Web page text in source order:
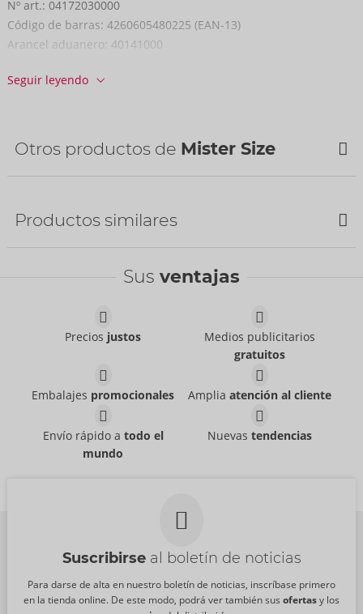
Nº art.: 04172030000
Código de barras: 4260605480225 (EAN-13)
Arancel aduanero: 40141000
Seguir leyendo
Otros productos de Mister Size
Mister Size
04172110000
Mister Size
04172200000
59,40 €
Productos similares
49 mm
04172110000
53 mm
Sus ventajas
Precios justos
Medios publicitarios
gratuitos
Embalajes promocionales Ampliaatención al cliente
Envío rápido a todo el
mundo
Nuevastendencias
Suscribirseal boletín de noticias
Para darse de alta en nuestro boletín de noticias, inscríbase primero
en la tienda online. De este modo, podrá ver también sus ofertasy los